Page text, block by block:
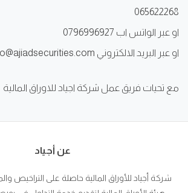
065622268
او عبر الواتس اب 0796996927
او عبر البريد الالكتروني info@ajiadsecurities.com
مع تحيات فريق عمل شركة اجياد للاوراق المالية
عن أجياد
شركة أجياد للأوراق المالية حاصلة على التراخيص